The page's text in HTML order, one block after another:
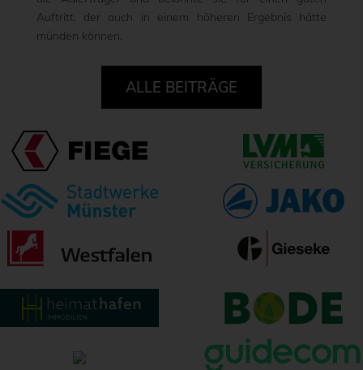
Auftritt, der auch in einem höheren Ergebnis hätte
münden können.
ALLE BEITRÄGE